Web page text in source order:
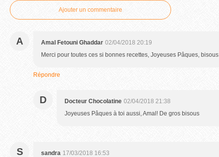
Ajouter un commentaire
A Amal Fetouni Ghaddar 02/04/2018 20:19
Merci pour toutes ces si bonnes recettes, Joyeuses Pâques,
Répondre
D Docteur Chocolatine 02/04/2018 21:38
Joyeuses Pâques à toi aussi, Amal! De gros bisous
S sandra 17/03/2018 16:53